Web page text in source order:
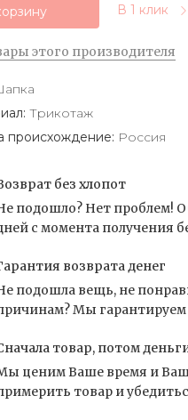
В 1 клик
этого производителя
Трикотаж
происхождение: Россия
без хлопот
подошло? Нет проблем!
с момента получения
возврата денег
подошла вещь, не
Мы гарантируем
товар, потом
ценим Ваше время и Ваш
товар и